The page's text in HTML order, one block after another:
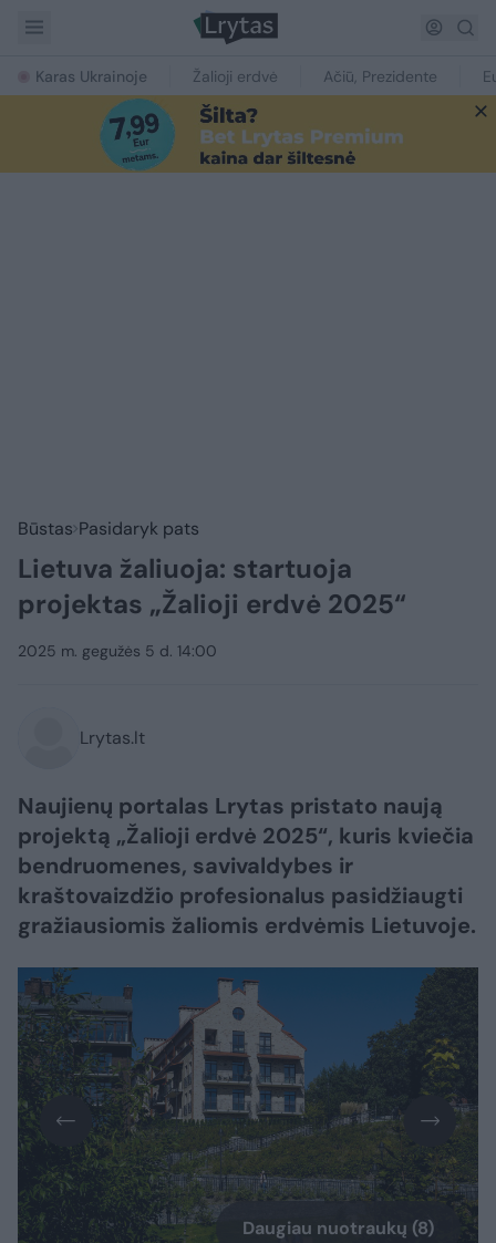
Karas Ukrainoje Žalioji erdvė Ačiū, Prezidente
Būstas Pasidaryk pats
Lietuva žaliuoja: startuoja
projektas „Žalioji erdvė 2025“
2025 m. gegužės 5 d. 14:00
Lrytas.lt
Naujienų portalas Lrytas pristato naują
projektą „Žalioji erdvė 2025“, kuris kviečia
bendruomenes, savivaldybes ir
kraštovaizdžio profesionalus pasidžiaugti
gražiausiomis žaliomis erdvėmis Lietuvoje.
Daugiau nuotraukų (8)